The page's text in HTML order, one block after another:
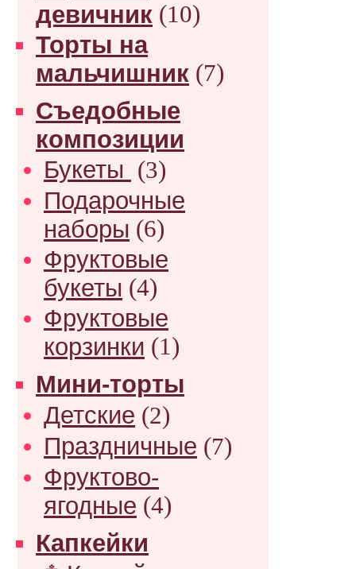
девичник (10)
Торты на
мальчишник (7)
Съедобные
композиции
Букеты (3)
Подарочные
наборы (6)
Фруктовые
букеты (4)
Фруктовые
корзинки (1)
Мини-торты
Детские (2)
Праздничные (7)
Фруктово-
ягодные (4)
Капкейки